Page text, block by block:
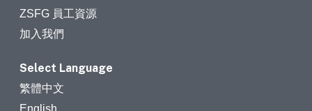
ZSFG 員工資源
加入我們
Select Language
繁體中文
English